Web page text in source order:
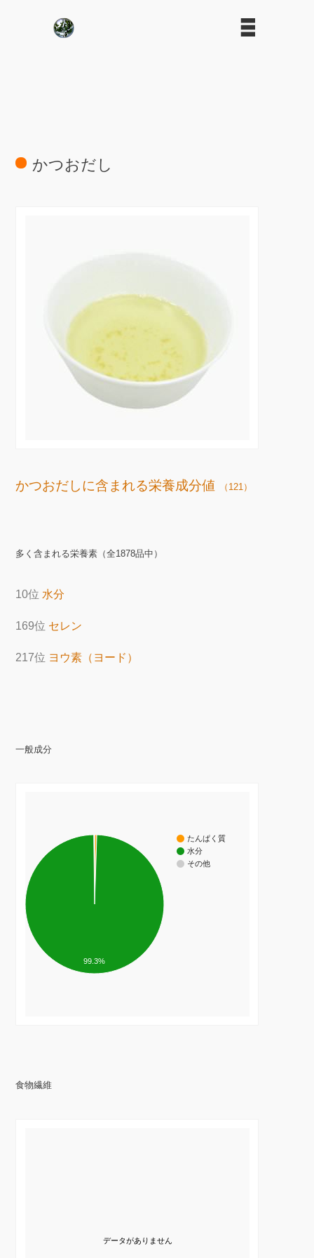
かつおだし
かつおだしに含まれる栄養成分値 （121）
多く含まれる栄養素（全1878品中）
10位 水分
169位 セレン
217位 ヨウ素（ヨード）
一般成分
たんぱく質
水分
その他
99.3%
食物繊維
データがありません